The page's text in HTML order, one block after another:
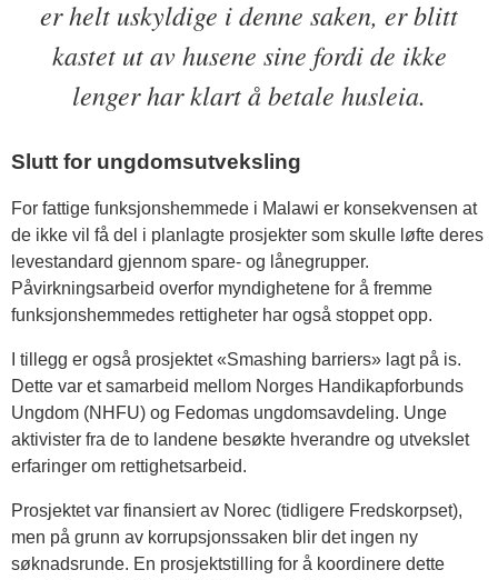
er helt uskyldige i denne saken, er blitt
kastet ut av husene sine fordi de ikke
lenger har klart å betale husleia.
Slutt for ungdomsutveksling
For fattige funksjonshemmede i Malawi er konsekvensen at
de ikke vil få del i planlagte prosjekter som skulle løfte deres
levestandard gjennom spare- og lånegrupper.
Påvirkningsarbeid overfor myndighetene for å fremme
funksjonshemmedes rettigheter har også stoppet opp.
I tillegg er også prosjektet «Smashing barriers» lagt på is.
Dette var et samarbeid mellom Norges Handikapforbunds
Ungdom (NHFU) og Fedomas ungdomsavdeling. Unge
aktivister fra de to landene besøkte hverandre og utvekslet
erfaringer om rettighetsarbeid.
Prosjektet var finansiert av Norec (tidligere Fredskorpset),
men på grunn av korrupsjonssaken blir det ingen ny
søknadsrunde. En prosjektstilling for å koordinere dette